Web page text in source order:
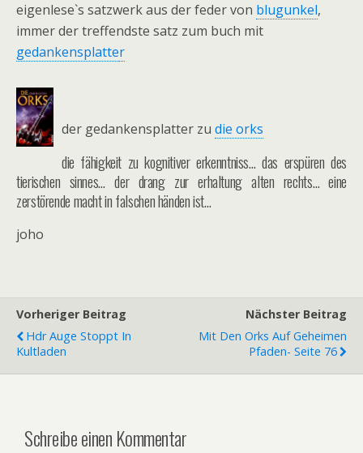
eigenlese`s satzwerk aus der feder von blugunkel,
immer der treffendste satz zum buch mit
gedankensplatter
der gedankensplatter zu die orks
die fähigkeit zu kognitiver erkenntniss… das erspüren des
tierischen sinnes… der drang zur erhaltung alten rechts… eine
zerstörende macht in falschen händen ist…
joho
Vorheriger Beitrag
Hdr Auge Stoppt In
Kultladen
Nächster Beitrag
Mit Den Orks Auf Geheimen
Pfaden- Seite 76
Schreibe einen Kommentar